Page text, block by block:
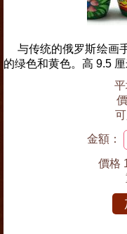
与传统的俄罗斯绘画
的绿色和黄色。高 9.5 厘
金額：
價格